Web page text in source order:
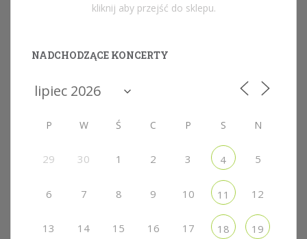
kliknij aby przejść do sklepu.
NADCHODZĄCE KONCERTY
P W Ś C P S N
29 30 1 2 3 4 5
6 7 8 9 10 11 12
13 14 15 16 17 18 19